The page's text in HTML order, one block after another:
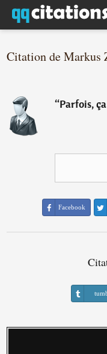
Citation de Markus
“Parfois,
Facebook